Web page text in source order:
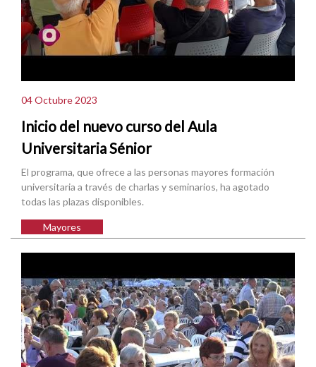
04 Octubre 2023
Inicio del nuevo curso del Aula
Universitaria Sénior
El programa, que ofrece a las personas mayores formación
universitaria a través de charlas y seminarios, ha agotado
todas las plazas disponibles.
Mayores